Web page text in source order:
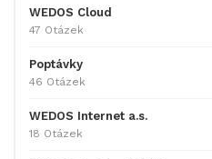
WEDOS Cloud
47 Otázek
Poptávky
46 Otázek
WEDOS Internet a.s.
18 Otázek